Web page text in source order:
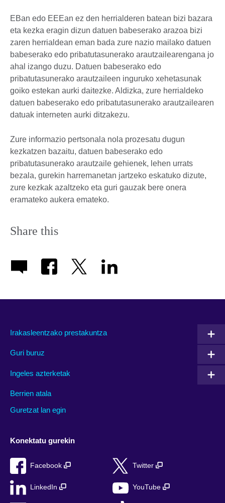
EBan edo EEEan ez den herrialderen batean bizi bazara
eta kezka eragin dizun datuen babeserako arazoa bizi
zaren herrialdean eman bada zure nazio mailako datuen
babeserako edo pribatutasunerako arautzailearengana jo
ahal izango duzu. Datuen babeserako edo
pribatutasunerako arautzaileen inguruko xehetasunak
goiko estekan aurki daitezke. Aldizka, zure herrialdeko
datuen babeserako edo pribatutasunerako arautzailearen
datuak interneten aurki ditzakezu.
Zure informazio pertsonala nola prozesatu dugun
kezkatzen bazaitu, datuen babeserako edo
pribatutasunerako arautzaile gehienek, lehen urrats
bezala, gurekin harremanetan jartzeko eskatuko dizute,
zure kezkak azaltzeko eta guri gauzak bere onera
eramateko aukera emateko.
Share this
Irakasleentzako prestakuntza
Guri buruz
Ingeles azterketak
Berrien atala
Guretzat lan egin
Konektatu gurekin
Facebook Twitter
LinkedIn YouTube